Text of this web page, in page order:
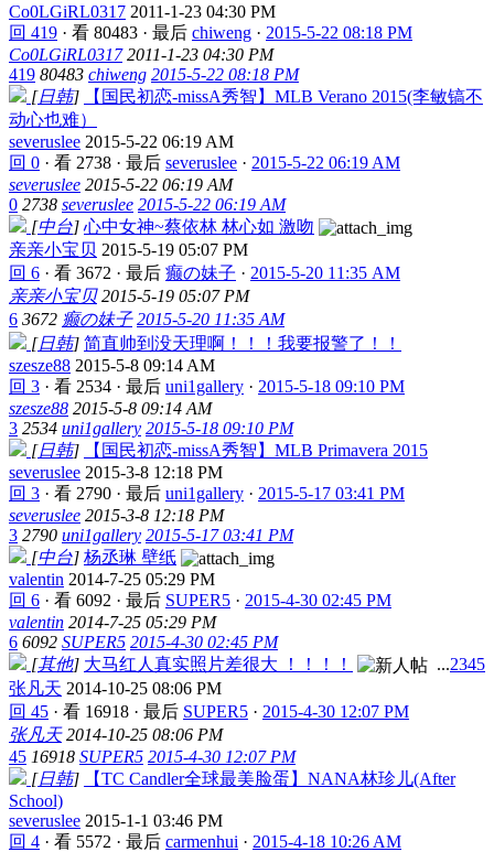
Co0LGiRL0317 2011-1-23 04:30 PM
回 419 · 看 80483 · 最后 chiweng · 2015-5-22 08:18 PM
Co0LGiRL0317 2011-1-23 04:30 PM
419 80483 chiweng 2015-5-22 08:18 PM
[日韩]
【国民初恋-missA秀智】MLB Verano 2015(李敏镐不
动心也难）
severuslee 2015-5-22 06:19 AM
回 0 · 看 2738 · 最后 severuslee · 2015-5-22 06:19 AM
severuslee 2015-5-22 06:19 AM
0 2738 severuslee 2015-5-22 06:19 AM
[中台] 心中女神~蔡依林 林心如 激吻
亲亲小宝贝 2015-5-19 05:07 PM
回 6 · 看 3672 · 最后 癫の妹子 · 2015-5-20 11:35 AM
亲亲小宝贝 2015-5-19 05:07 PM
6 3672 癫の妹子 2015-5-20 11:35 AM
[日韩] 简直帅到没天理啊！！！我要报警了！！
szesze88 2015-5-8 09:14 AM
回 3 · 看 2534 · 最后 uni1gallery · 2015-5-18 09:10 PM
szesze88 2015-5-8 09:14 AM
3 2534 uni1gallery 2015-5-18 09:10 PM
[日韩]
【国民初恋-missA秀智】MLB Primavera 2015
severuslee 2015-3-8 12:18 PM
回 3 · 看 2790 · 最后 uni1gallery · 2015-5-17 03:41 PM
severuslee 2015-3-8 12:18 PM
3 2790 uni1gallery 2015-5-17 03:41 PM
[中台] 杨丞琳 壁纸
valentin 2014-7-25 05:29 PM
回 6 · 看 6092 · 最后 SUPER5 · 2015-4-30 02:45 PM
valentin 2014-7-25 05:29 PM
6 6092 SUPER5 2015-4-30 02:45 PM
[其他] 大马红人真实照片差很大 ！！！！ ...2345
张凡天 2014-10-25 08:06 PM
回 45 · 看 16918 · 最后 SUPER5 · 2015-4-30 12:07 PM
张凡天 2014-10-25 08:06 PM
45 16918 SUPER5 2015-4-30 12:07 PM
[日韩]
【TC Candler全球最美脸蛋】NANA林珍儿(After
School)
severuslee 2015-1-1 03:46 PM
回 4 · 看 5572 · 最后 carmenhui · 2015-4-18 10:26 AM